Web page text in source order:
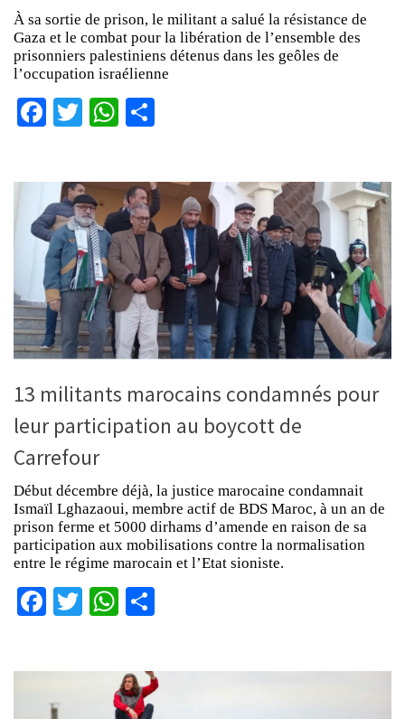
À sa sortie de prison, le militant a salué la résistance de
Gaza et le combat pour la libération de l’ensemble des
prisonniers palestiniens détenus dans les geôles de
l’occupation israélienne
Facebook
TwitterWhatsApp
13 militants marocains condamnés pour
leur participation au boycott de
Carrefour
Début décembre déjà, la justice marocaine condamnait
Ismaïl Lghazaoui, membre actif de BDS Maroc, à un an de
prison ferme et 5000 dirhams d’amende en raison de sa
participation aux mobilisations contre la normalisation
entre le régime marocain et l’Etat sioniste.
Facebook
TwitterWhatsApp